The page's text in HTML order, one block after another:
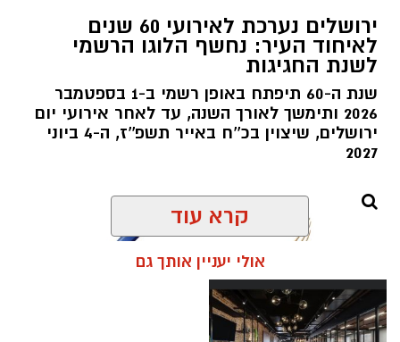
ירושלים נערכת לאירועי 60 שנים
לאיחוד העיר: נחשף הלוגו הרשמי
לשנת החגיגות
שנת ה-60 תיפתח באופן רשמי ב-1 בספטמבר
2026 ותימשך לאורך השנה, עד לאחר אירועי יום
ירושלים, שיצוין בכ''ח באייר תשפ''ז, ה-4 ביוני
2027
קרא עוד
אולי יעניין אותך גם